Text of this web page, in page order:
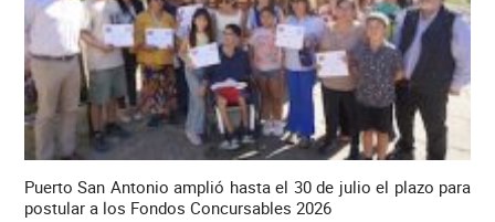
Puerto San Antonio amplió hasta el 30 de julio el plazo para
postular a los Fondos Concursables 2026